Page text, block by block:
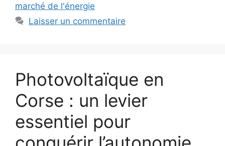
marché de l'énergie
Laisser un commentaire
Photovoltaïque en
Corse : un levier
essentiel pour